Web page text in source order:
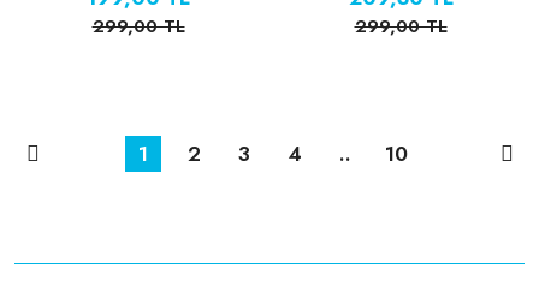
299,00 TL 299,00 TL
1 2 3 4 .. 10